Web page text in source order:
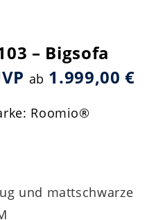
– Bigsofa
ab 1.999,00 €
Roomio®
und mattschwarze